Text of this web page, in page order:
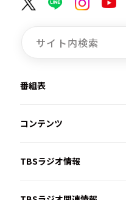
番組表
コンテンツ
TBSラジオ情報